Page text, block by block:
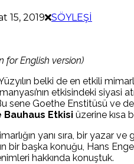
15, 2019 SÖYLEŞİ
for English version)
Yüzyılın belki de en etkili
etkisindeki
sene Goethe Enstitüsü ve
Bauhaus Etkisi üzerine kısa
yanı sıra, bir yazar
bir başka konuğu, Hans
hakkında konuştuk.